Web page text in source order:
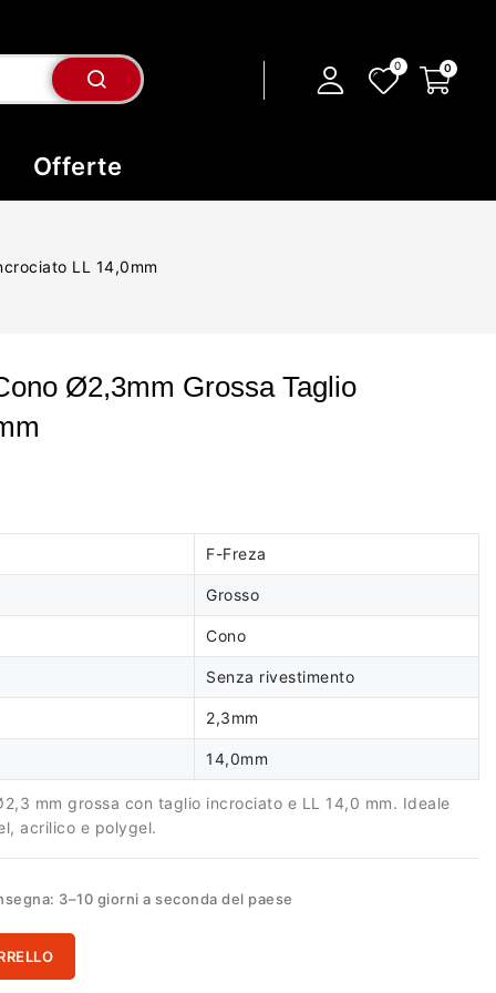
Offerte
LL 14,0mm
Ø2,3mm Grossa Taglio
F-Freza
Grosso
Cono
Senza rivestimento
2,3mm
14,0mm
mm grossa con taglio incrociato e LL 14,0 mm. Ideale
acrilico e polygel.
3–10 giorni a seconda del paese